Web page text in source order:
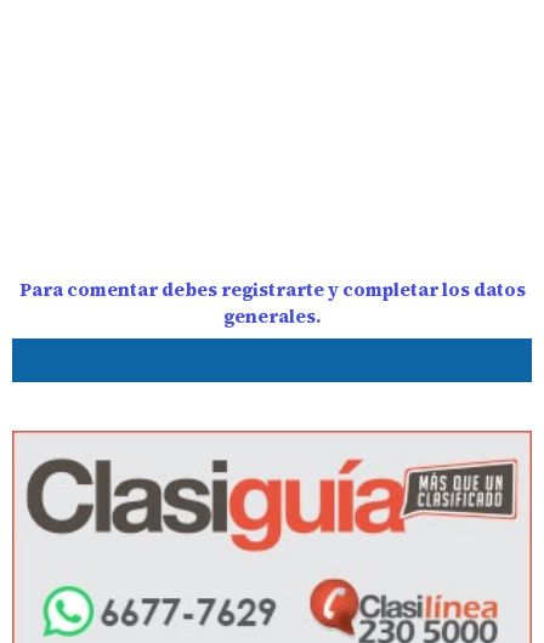
Para comentar debes registrarte y completar los datos
generales.